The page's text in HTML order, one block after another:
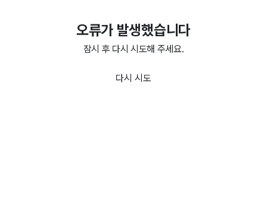
오류가 발생했습니다
잠시 후 다시 시도해 주세요.
다시 시도